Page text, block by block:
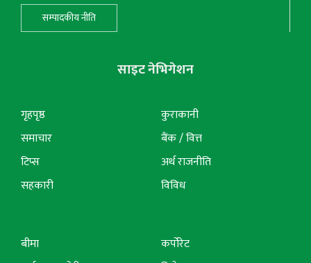
सम्पादकीय नीति
साइट नेभिगेशन
गृहपृष्ठ
समाचार
टिप्स
सहकारी
कुराकानी
बैंक / वित्त
अर्थ राजनीति
विविध
बीमा
कर्पोरेट